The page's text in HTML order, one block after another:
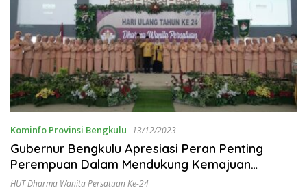
Kominfo Provinsi Bengkulu 13/12/2023
Gubernur Bengkulu Apresiasi Peran Penting
Perempuan Dalam Mendukung Kemajuan
Daerah
HUT Dharma Wanita Persatuan Ke-24